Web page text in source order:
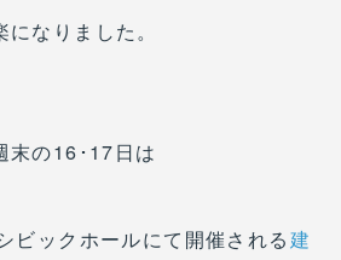
なりました。
末の16･17日は
ビックホールにて開催される建